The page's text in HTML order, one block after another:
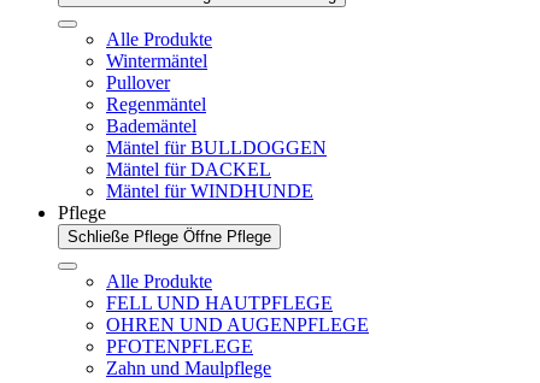
Alle Produkte
Wintermäntel
Pullover
Regenmäntel
Bademäntel
Mäntel für BULLDOGGEN
Mäntel für DACKEL
Mäntel für WINDHUNDE
Pflege
Schließe Pflege Öffne Pflege
Alle Produkte
FELL UND HAUTPFLEGE
OHREN UND AUGENPFLEGE
PFOTENPFLEGE
Zahn und Maulpflege